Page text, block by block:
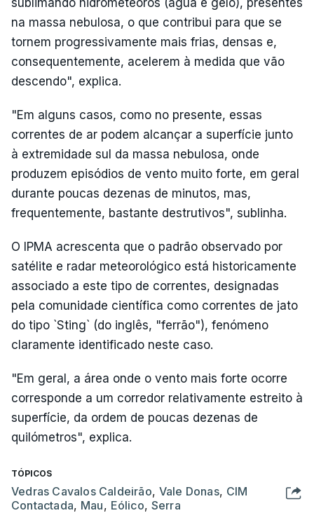
sublimando hidrometeoros (água e gelo), presentes
na massa nebulosa, o que contribui para que se
tornem progressivamente mais frias, densas e,
consequentemente, acelerem à medida que vão
descendo", explica.
"Em alguns casos, como no presente, essas
correntes de ar podem alcançar a superfície junto
à extremidade sul da massa nebulosa, onde
produzem episódios de vento muito forte, em geral
durante poucas dezenas de minutos, mas,
frequentemente, bastante destrutivos", sublinha.
O IPMA acrescenta que o padrão observado por
satélite e radar meteorológico está historicamente
associado a este tipo de correntes, designadas
pela comunidade científica como correntes de jato
do tipo `Sting` (do inglês, "ferrão"), fenómeno
claramente identificado neste caso.
"Em geral, a área onde o vento mais forte ocorre
corresponde a um corredor relativamente estreito à
superfície, da ordem de poucas dezenas de
quilómetros", explica.
TÓPICOS
Vedras Cavalos Caldeirão, Vale Donas, CIM
Contactada, Mau, Eólico, Serra